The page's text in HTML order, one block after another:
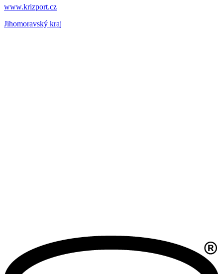
www.krizport.cz
Jihomoravský kraj